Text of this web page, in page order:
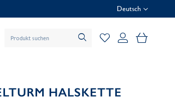
Deutsch
Mein
HALSKETTE